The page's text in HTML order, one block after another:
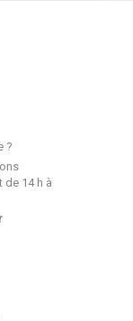
?
de 14 h à